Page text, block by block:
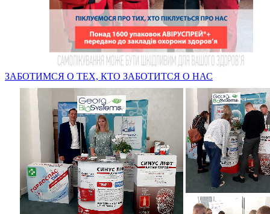
ЗАБОТИМСЯ О ТЕХ, КТО ЗАБОТИТСЯ О НАС